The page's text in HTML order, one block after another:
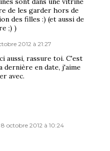
de les garder hors de
des filles :) (et aussi de
;) )
2012 à 21:27
aussi, rassure toi. C'est
dernière en date, j'aime
avec.
8 octobre 2012 à 10:24